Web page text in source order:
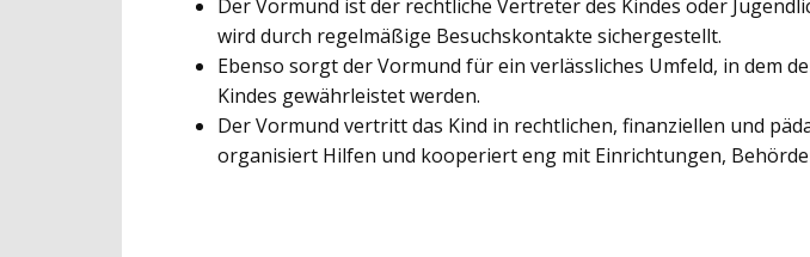
Der Vormund ist der rechtliche Vertreter des Kindes oder
wird durch regelmäßige Besuchskontakte sichergestellt.
Ebenso sorgt der Vormund für ein verlässliches Umfeld, in dem
Kindes gewährleistet werden.
Der Vormund vertritt das Kind in rechtlichen, finanziellen und
organisiert Hilfen und kooperiert eng mit Einrichtungen,